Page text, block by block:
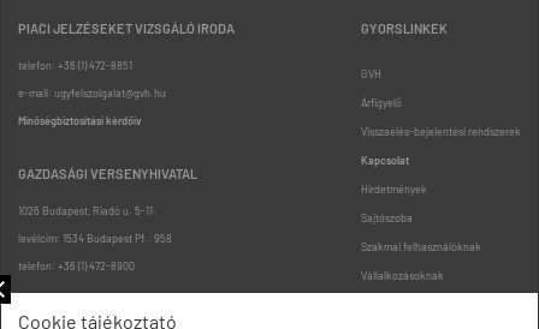
PIACI JELZÉSEKET VIZSGÁLÓ IRODA
telefon: +36 (1) 472-8851
e-mail: ugyfelszolgalat@gvh.hu
Minőségbiztosítási kérdőív
GAZDASÁGI VERSENYHIVATAL
1026 Budapest, Riadó u. 5-11.
levélcím: 1534 Budapest Pf.: 958
telefon: +36 (1) 472-8900
GYORSLINKEK
GVH
Árfigyelő
Visszaélés-bejelentési rendszerek
Kapcsolat
Hirdetmények
Sajtószoba
Szakmai felhasználóknak
Vállalkozásoknak
Cookie tájékoztató